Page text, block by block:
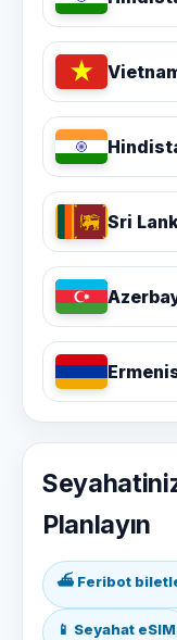
Sri
Planlayın
⛴ Feribot
📱 Seyahat eSIM